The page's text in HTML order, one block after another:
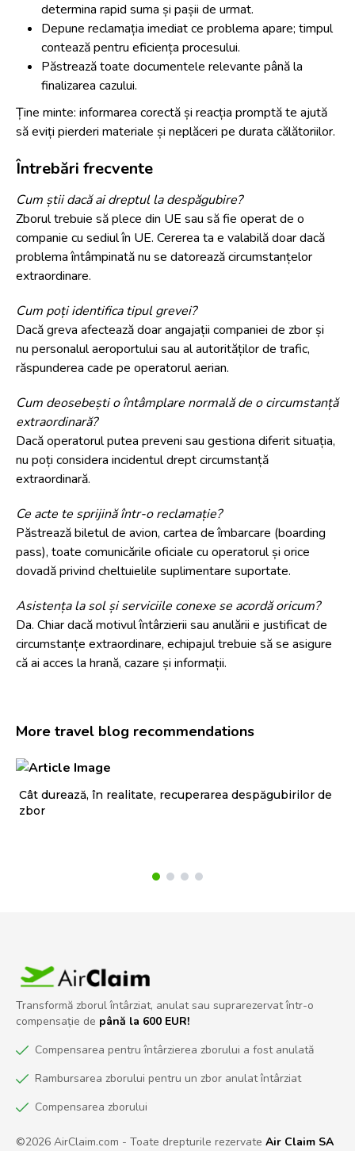
determina rapid suma și pașii de urmat.
Depune reclamația imediat ce problema apare; timpul
contează pentru eficiența procesului.
Păstrează toate documentele relevante până la
finalizarea cazului.
Ține minte: informarea corectă și reacția promptă te ajută
să eviți pierderi materiale și neplăceri pe durata călătoriilor.
Întrebări frecvente
Cum știi dacă ai dreptul la despăgubire?
Zborul trebuie să plece din UE sau să fie operat de o
companie cu sediul în UE. Cererea ta e valabilă doar dacă
problema întâmpinată nu se datorează circumstanțelor
extraordinare.
Cum poți identifica tipul grevei?
Dacă greva afectează doar angajații companiei de zbor și
nu personalul aeroportului sau al autorităților de trafic,
răspunderea cade pe operatorul aerian.
Cum deosebești o întâmplare normală de o circumstanță
extraordinară?
Dacă operatorul putea preveni sau gestiona diferit situația,
nu poți considera incidentul drept circumstanță
extraordinară.
Ce acte te sprijină într-o reclamație?
Păstrează biletul de avion, cartea de îmbarcare (boarding
pass), toate comunicările oficiale cu operatorul și orice
dovadă privind cheltuielile suplimentare suportate.
Asistența la sol și serviciile conexe se acordă oricum?
Da. Chiar dacă motivul întârzierii sau anulării e justificat de
circumstanțe extraordinare, echipajul trebuie să se asigure
că ai acces la hrană, cazare și informații.
More travel blog recommendations
Cât durează, în realitate, recuperarea despăgubirilor de
zbor
Transformă zborul întârziat, anulat sau suprarezervat într-o
compensație de până la 600 EUR!
Compensarea pentru întârzierea zborului a fost anulată
Rambursarea zborului pentru un zbor anulat întârziat
Compensarea zborului
©2026 AirClaim.com - Toate drepturile rezervate Air Claim SA